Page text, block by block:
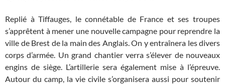
Replié à Tiffauges, le connétable de France et ses troupes
s’apprêtent à mener une nouvelle campagne pour reprendre la
ville de Brest de la main des Anglais. On y entraînera les divers
corps d’armée. Un grand chantier verra s’élever de nouveaux
engins de siège. L’artillerie sera également mise à l’épreuve.
Autour du camp, la vie civile s’organisera aussi pour soutenir